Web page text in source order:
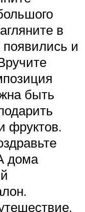
в
и
быть
фруктов.
дома